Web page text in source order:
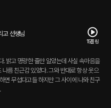
고 선생님
15플링
. 밝고 명량한 줄만 알았는데 사실 속마음을
름 친근감 있었다. 그와 반대로 항상 웃으
면 무섭다고들 하지만 그 사이에 나와 친구